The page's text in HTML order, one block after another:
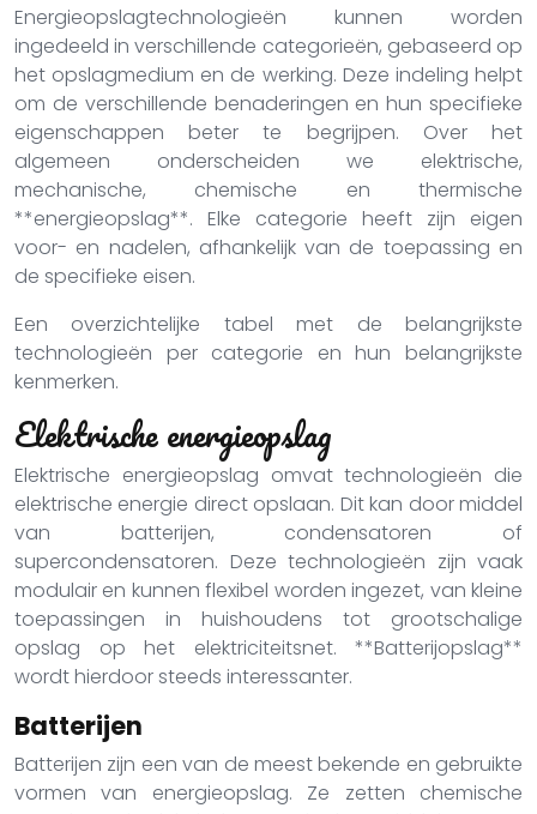
Energieopslagtechnologieën kunnen worden
ingedeeld in verschillende categorieën, gebaseerd op
het opslagmedium en de werking. Deze indeling helpt
om de verschillende benaderingen en hun specifieke
eigenschappen beter te begrijpen. Over het
algemeen onderscheiden we elektrische,
mechanische, chemische en thermische
**energieopslag**. Elke categorie heeft zijn eigen
voor- en nadelen, afhankelijk van de toepassing en
de specifieke eisen.
Een overzichtelijke tabel met de belangrijkste
technologieën per categorie en hun belangrijkste
kenmerken.
Elektrische energieopslag
Elektrische energieopslag omvat technologieën die
elektrische energie direct opslaan. Dit kan door middel
van batterijen, condensatoren of
supercondensatoren. Deze technologieën zijn vaak
modulair en kunnen flexibel worden ingezet, van kleine
toepassingen in huishoudens tot grootschalige
opslag op het elektriciteitsnet. **Batterijopslag**
wordt hierdoor steeds interessanter.
Batterijen
Batterijen zijn een van de meest bekende en gebruikte
vormen van energieopslag. Ze zetten chemische